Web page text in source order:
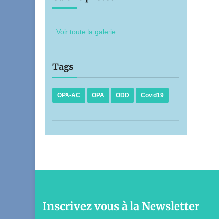
Voir toute la galerie
Tags
OPA-AC OPA ODD Covid19
Inscrivez vous à la Newsletter